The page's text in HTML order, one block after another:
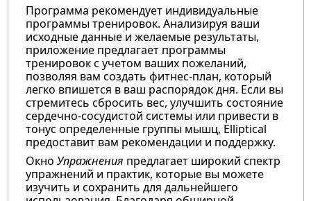
Программа рекомендует индивидуальные
программы тренировок. Анализируя ваши
исходные данные и желаемые результаты,
приложение предлагает программы
тренировок с учетом ваших пожеланий,
позволяя вам создать фитнес-план, который
легко впишется в ваш распорядок дня. Если вы
стремитесь сбросить вес, улучшить состояние
сердечно-сосудистой системы или привести в
тонус определенные группы мышц, Elliptical
предоставит вам рекомендации и поддержку.
Окно Упражнения предлагает широкий спектр
упражнений и практик, которые вы можете
изучить и сохранить для дальнейшего